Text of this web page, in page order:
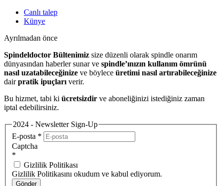
Canlı talep
Künye
Ayrılmadan önce
Spindeldoctor Bültenimiz size düzenli olarak spindle onarım
dünyasından haberler sunar ve spindle’ınızın kullanım ömrünü
nasıl uzatabileceğinize ve böylece üretimi nasıl artırabileceğinize
dairpratik ipuçları verir.
Bu hizmet, tabi ki ücretsizdir ve aboneliğinizi istediğiniz zaman
iptal edebilirsiniz.
2024 - Newsletter Sign-Up
E-posta *
Captcha
*
Gizlilik Politikası
Gizlilik Politikasını okudum ve kabul ediyorum.
Gönder